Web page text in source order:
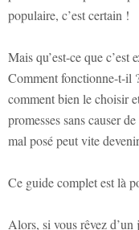
populaire, c’est certain !
Mais qu’est-ce que c’est
Comment fonctionne-t-il
comment bien le choisir
promesses sans causer
mal posé peut vite
Ce guide complet est là
Alors, si vous rêvez